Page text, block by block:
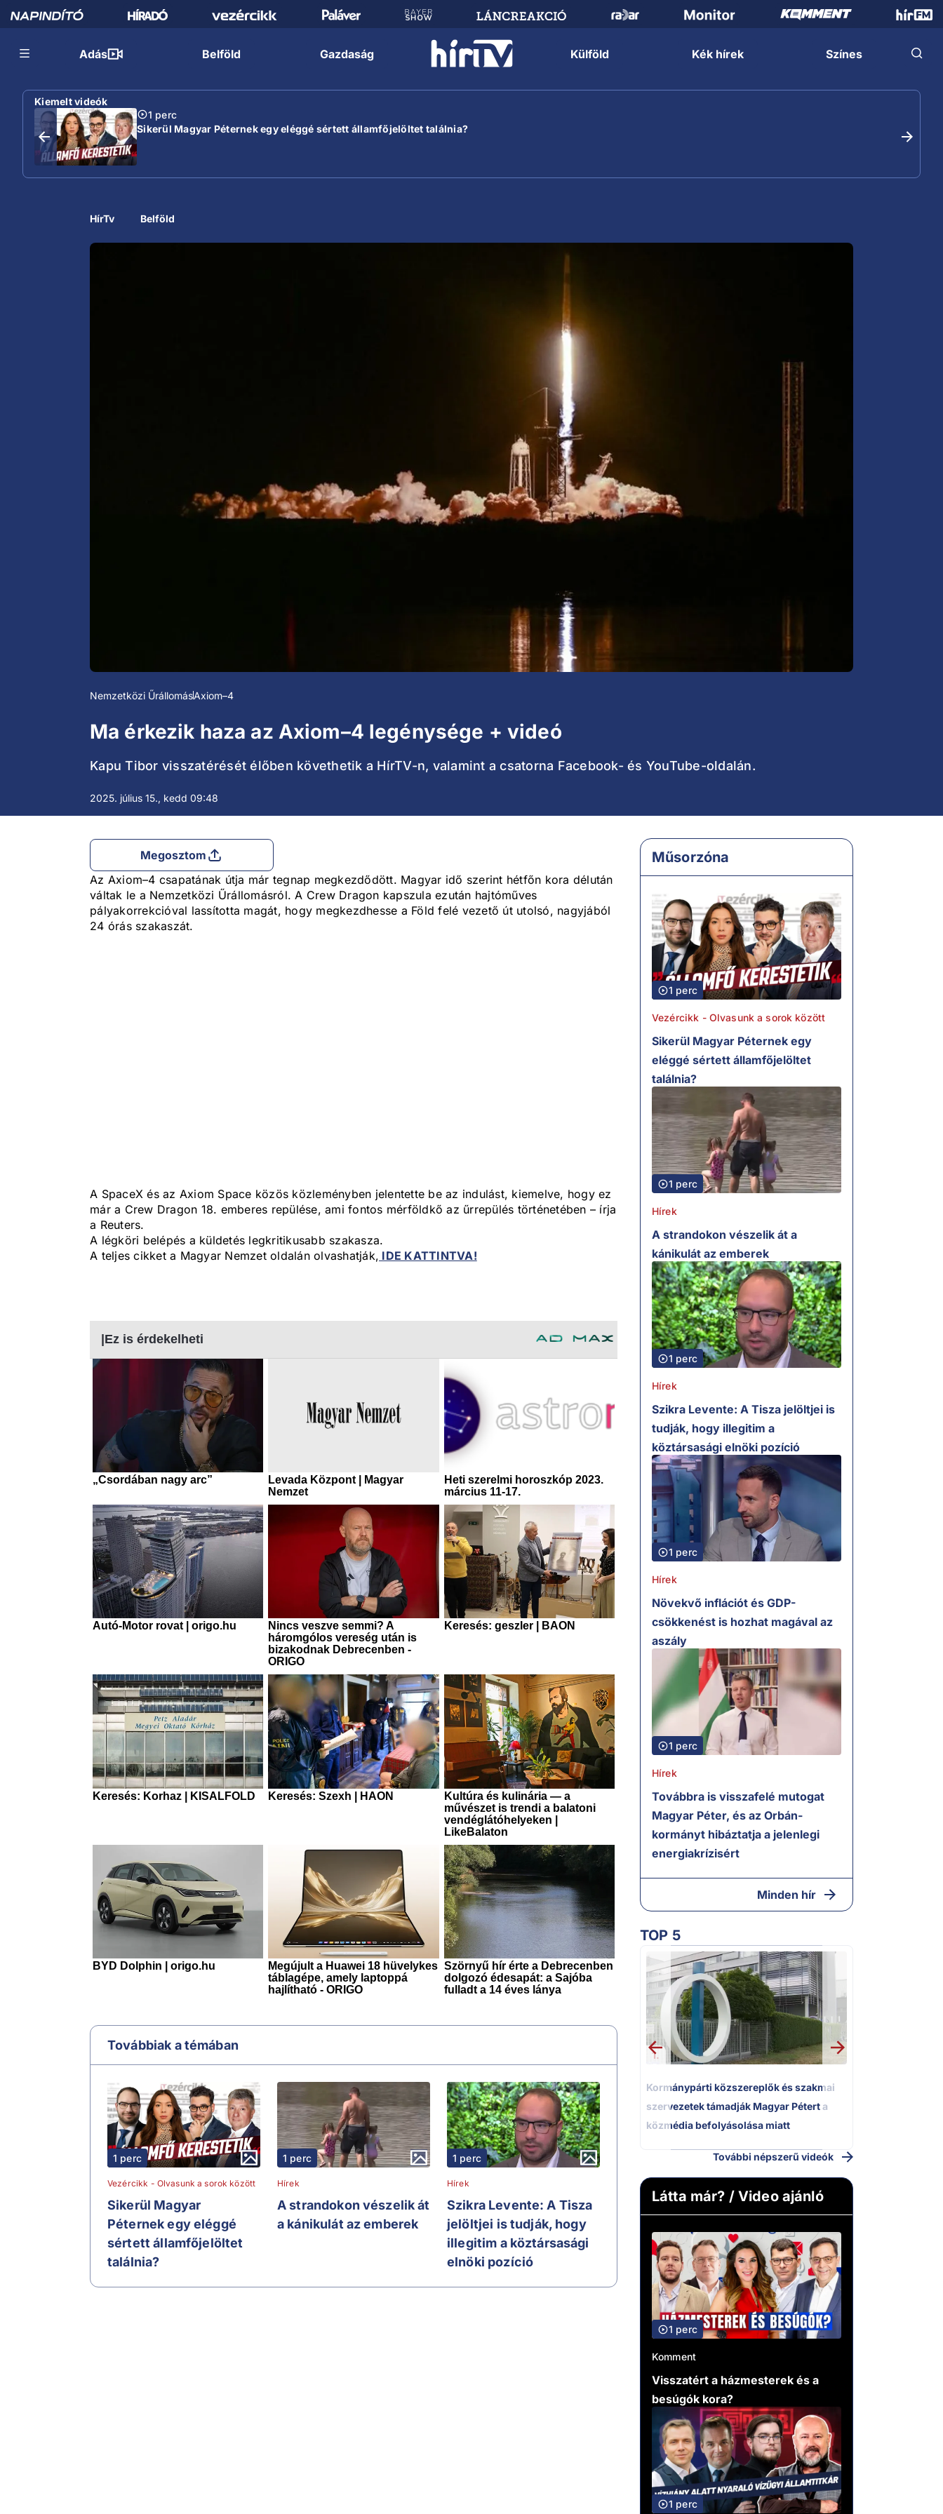
Adás Belföld Gazdaság Külföld Kék hírek Színes
Kiemelt videók
1 perc
Sikerül Magyar Péternek egy eléggé sértett államfőjelöltet találnia?
HírTv Belföld
Nemzetközi ŰrállomásAxiom–4
Ma érkezik haza az Axiom–4 legénysége + videó
Kapu Tibor visszatérését élőben követhetik a HírTV-n, valamint a csatorna Facebook- és YouTube-oldalán.
2025. július 15., kedd 09:48
Megosztom
Az Axiom–4 csapatának útja már tegnap megkezdődött. Magyar idő szerint hétfőn kora délután
váltak le a Nemzetközi Űrállomásról. A Crew Dragon kapszula ezután hajtóműves
pályakorrekcióval lassította magát, hogy megkezdhesse a Föld felé vezető út utolsó, nagyjából
24 órás szakaszát.
A SpaceX és az Axiom Space közös közleményben jelentette be az indulást, kiemelve, hogy ez
már a Crew Dragon 18. emberes repülése, ami fontos mérföldkő az űrrepülés történetében – írja
a Reuters.
A légköri belépés a küldetés legkritikusabb szakasza.
A teljes cikket a Magyar Nemzet oldalán olvashatják, IDE KATTINTVA!
Továbbiak a témában
1 perc
Vezércikk - Olvasunk a sorok között
Sikerül Magyar
Péternek egy eléggé
sértett államfőjelöltet
találnia?
1 perc
Hírek
A strandokon vészelik át
a kánikulát az emberek
1 perc
Hírek
Szikra Levente: A Tisza
jelöltjei is tudják, hogy
illegitim a köztársasági
elnöki pozíció
Műsorzóna
1 perc
Vezércikk - Olvasunk a sorok között
Sikerül Magyar Péternek egy
eléggé sértett államfőjelöltet
találnia?
1 perc
Hírek
A strandokon vészelik át a
kánikulát az emberek
1 perc
Hírek
Szikra Levente: A Tisza jelöltjei is
tudják, hogy illegitim a
köztársasági elnöki pozíció
1 perc
Hírek
Növekvő inflációt és GDP-
csökkenést is hozhat magával az
aszály
1 perc
Hírek
Továbbra is visszafelé mutogat
Magyar Péter, és az Orbán-
kormányt hibáztatja a jelenlegi
energiakrízisért
Minden hír
TOP 5
1.
Kormánypárti közszereplők és szakmai
szervezetek támadják Magyar Pétert a
közmédia befolyásolása miatt
További népszerű videók
Látta már? / Video ajánló
1 perc
Komment
Visszatért a házmesterek és a
besúgók kora?
1 perc